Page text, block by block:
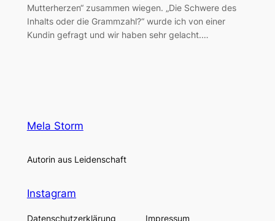
Mutterherzen“ zusammen wiegen. „Die Schwere des
Inhalts oder die Grammzahl?“ wurde ich von einer
Kundin gefragt und wir haben sehr gelacht.…
Mela Storm
Autorin aus Leidenschaft
Instagram
Datenschutzerklärung Impressum